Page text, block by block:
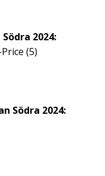
2024:
(5)
Södra 2024: